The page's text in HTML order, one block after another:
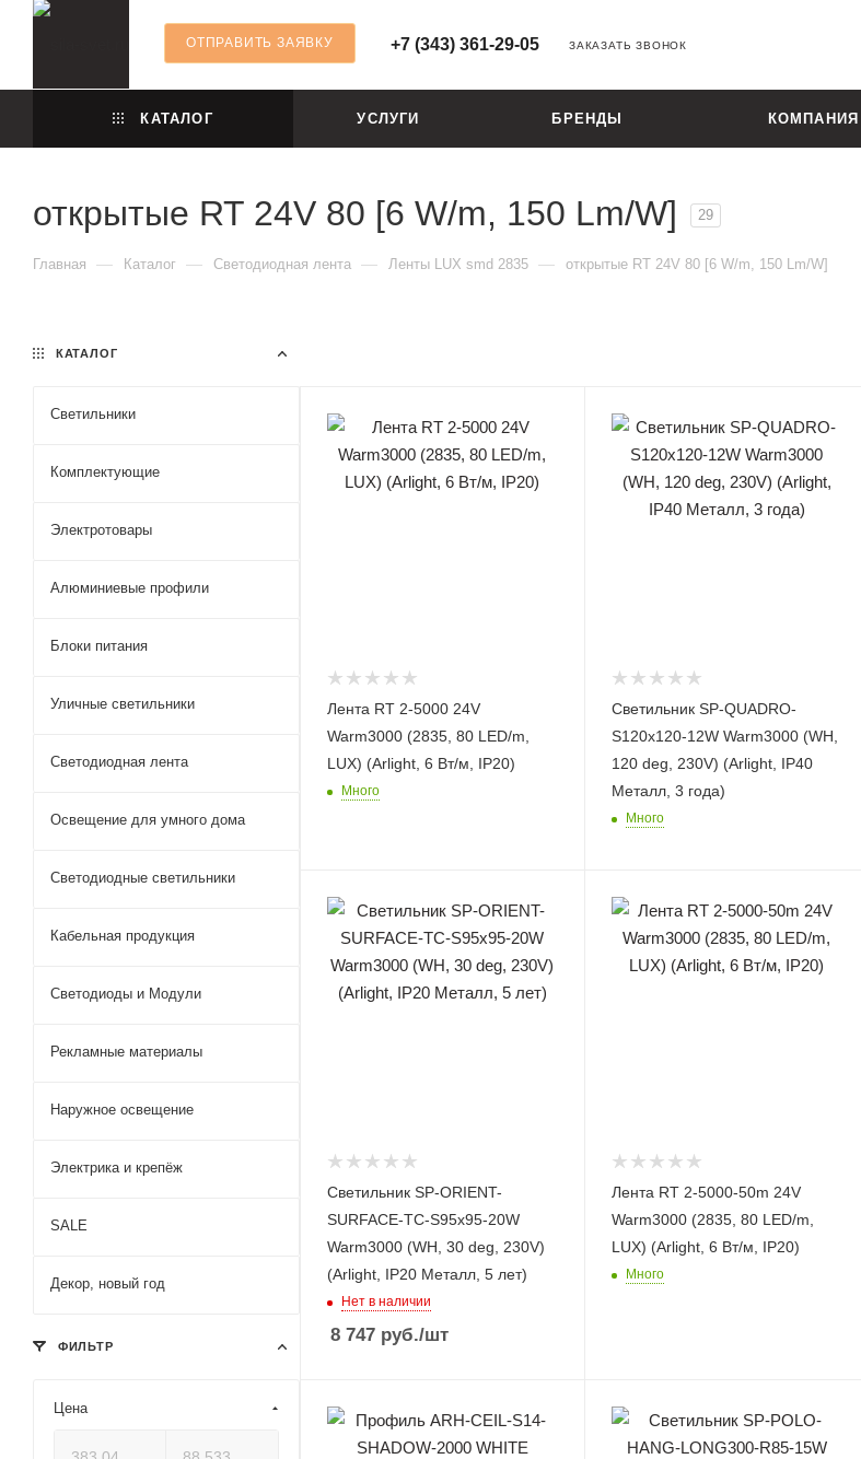
ОТПРАВИТЬ ЗАЯВКУ +7 (343) 361-29-05 ЗАКАЗАТЬ ЗВОНОК
КАТАЛОГ УСЛУГИ БРЕНДЫ КОМПАНИЯ
открытые RT 24V 80 [6 W/m, 150 Lm/W] 29
Главная — Каталог — Светодиодная лента — Ленты LUX smd 2835 — открытые RT 24V 80 [6 W/m, 150 Lm/W]
Лента RT 2-5000 24V
Warm3000 (2835, 80 LED/m,
LUX) (Arlight, 6 Вт/м, IP20)
Много
Светильник SP-QUADRO-
S120x120-12W Warm3000 (WH,
120 deg, 230V) (Arlight, IP40
Металл, 3 года)
Много
Светильник SP-ORIENT-
SURFACE-TC-S95x95-20W
Warm3000 (WH, 30 deg, 230V)
(Arlight, IP20 Металл, 5 лет)
Нет в наличии
8 747 руб./шт
Лента RT 2-5000-50m 24V
Warm3000 (2835, 80 LED/m,
LUX) (Arlight, 6 Вт/м, IP20)
Много
КАТАЛОГ
Светильники
Комплектующие
Электротовары
Алюминиевые профили
Блоки питания
Уличные светильники
Светодиодная лента
Освещение для умного дома
Светодиодные светильники
Кабельная продукция
Светодиоды и Модули
Рекламные материалы
Наружное освещение
Электрика и крепёж
SALE
Декор, новый год
ФИЛЬТР
Цена